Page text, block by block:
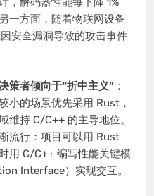
一方面，随着物联网设备
安全漏洞导致的攻击事件
策者倾向于“折中主义” ：
小的场景优先采用 Rust，
维持 C/C++ 的主导地位。
流行：项目可以用 Rust
用 C/C++ 编写性能关键模
Interface）实现交互。